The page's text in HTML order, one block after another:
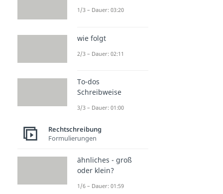
1/3 – Dauer: 03:20
wie folgt
2/3 – Dauer: 02:11
To-dos
Schreibweise
3/3 – Dauer: 01:00
Rechtschreibung
Formulierungen
ähnliches - groß
oder klein?
1/6 – Dauer: 01:59